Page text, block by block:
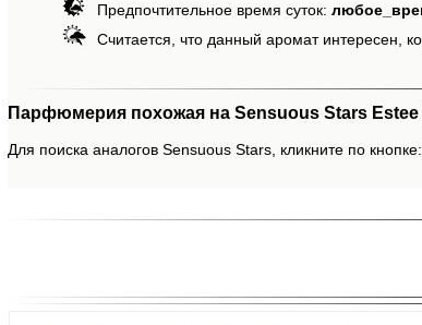
Предпочтительное время суток:
Считается, что данный аромат интересен,
Парфюмерия похожая на Sensuous Stars Estee
Для поиска аналогов Sensuous Stars, кликните по кнопке: